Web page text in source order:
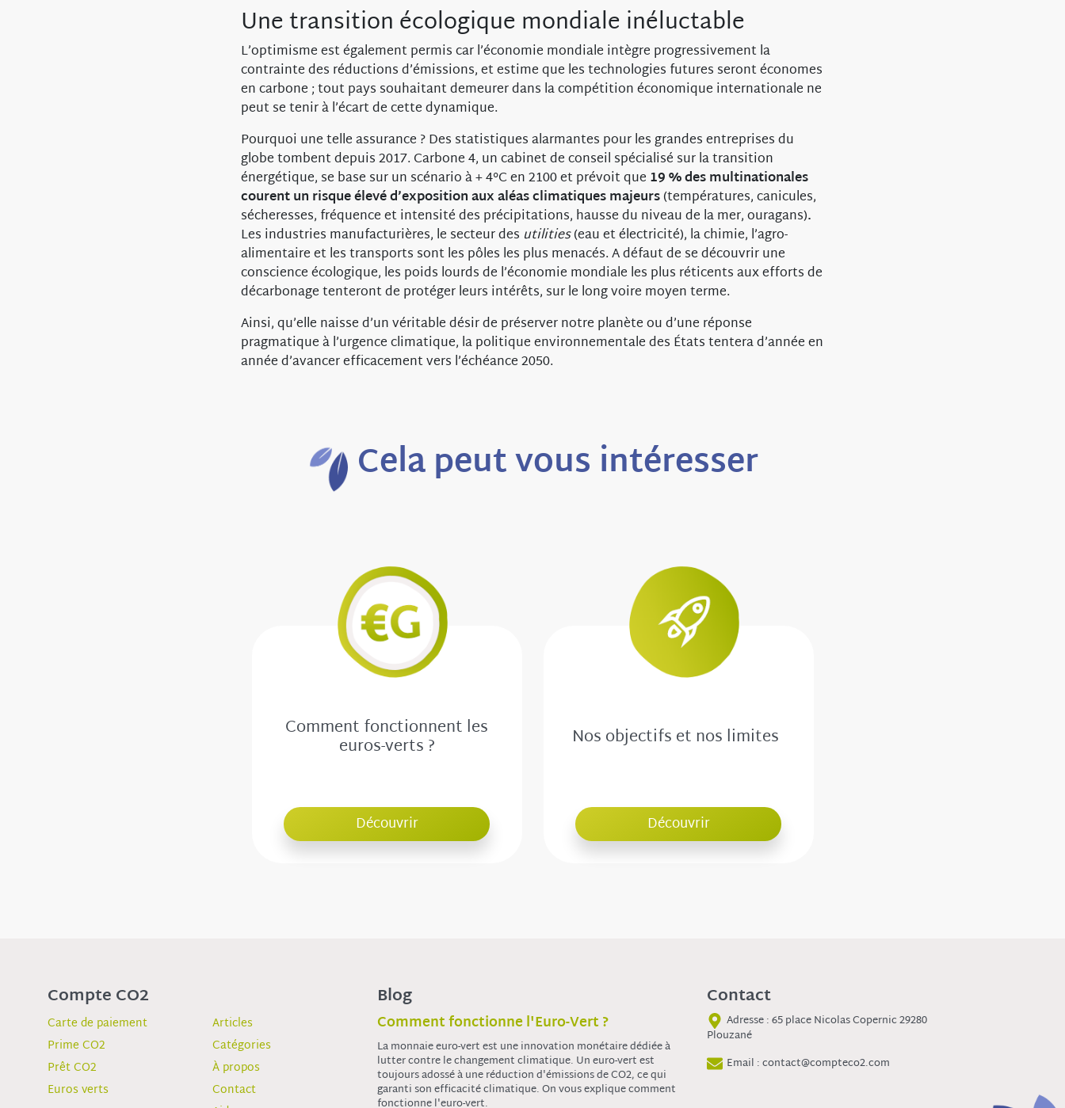
Une transition écologique mondiale inéluctable
L’optimisme est également permis car l’économie mondiale intègre progressivement la
contrainte des réductions d’émissions, et estime que les technologies futures seront économes
en carbone ; tout pays souhaitant demeurer dans la compétition économique internationale ne
peut se tenir à l’écart de cette dynamique.
Pourquoi une telle assurance ? Des statistiques alarmantes pour les grandes entreprises du
globe tombent depuis 2017. Carbone 4, un cabinet de conseil spécialisé sur la transition
énergétique, se base sur un scénario à + 4°C en 2100 et prévoit que 19 % des multinationales
courent un risque élevé d’exposition aux aléas climatiques majeurs(températures, canicules,
sécheresses, fréquence et intensité des précipitations, hausse du niveau de la mer, ouragans).
Les industries manufacturières, le secteur des utilities(eau et électricité), la chimie, l’agro-
alimentaire et les transports sont les pôles les plus menacés. A défaut de se découvrir une
conscience écologique, les poids lourds de l’économie mondiale les plus réticents aux efforts de
décarbonage tenteront de protéger leurs intérêts, sur le long voire moyen terme.
Ainsi, qu’elle naisse d’un véritable désir de préserver notre planète ou d’une réponse
pragmatique à l’urgence climatique, la politique environnementale des États tentera d’année en
année d’avancer efficacement vers l’échéance 2050.
Cela peut vous intéresser
Comment fonctionnent les
euros-verts ?
Découvrir
Nos objectifs et nos limites
Découvrir
Compte CO2
Carte de paiement
Prime CO2
Prêt CO2
Euros verts
Articles
Catégories
À propos
Contact
Blog
Comment fonctionne l'Euro-Vert ?
La monnaie euro-vert est une innovation monétaire dédiée à
lutter contre le changement climatique. Un euro-vert est
toujours adossé à une réduction d'émissions de CO2, ce qui
garanti son efficacité climatique. On vous explique comment
fonctionne l'euro-vert.
Contact
Adresse : 65 place Nicolas Copernic 29280
Plouzané
Email : contact@compteco2.com